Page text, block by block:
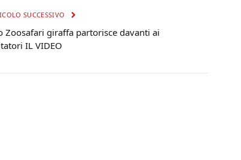
SUCCESSIVO
Zoosafari giraffa partorisce davanti ai
IL VIDEO